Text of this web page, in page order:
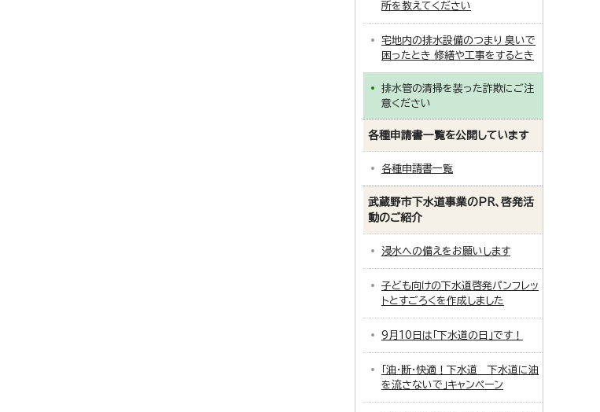
所を教えてください
宅地内の排水設備のつまり 臭いで
困ったとき 修繕や工事をするとき
排水管の清掃を装った詐欺にご注
意ください
各種申請書一覧を公開しています
各種申請書一覧
武蔵野市下水道事業のPR、啓発活
動のご紹介
浸水への備えをお願いします
子ども向けの下水道啓発パンフレッ
トとすごろくを作成しました
9月10日は「下水道の日」です！
「油・断・快適！下水道 下水道に油
を流さないで」キャンペーン